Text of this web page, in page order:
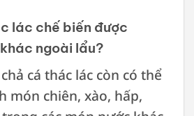
lác chế biến được
ngoài lẩu?
cá thác lác còn có thể
món chiên, xào, hấp,